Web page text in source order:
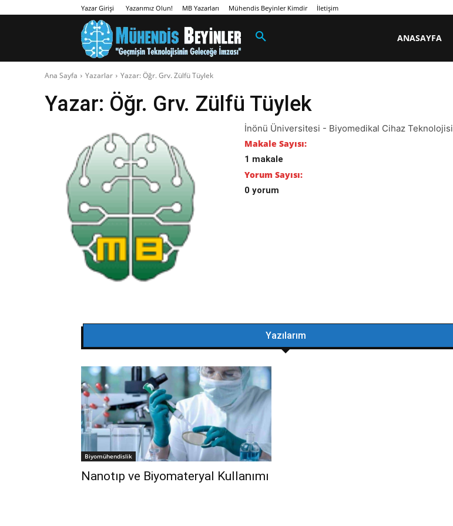
Yazar Girişi Yazarımız Olun! MB Yazarları Mühendis Beyinler Kimdir İletişim
ANASAYFA
Ana Sayfa Yazarlar Yazar: Öğr. Grv. Zülfü Tüylek
Yazar: Öğr. Grv. Zülfü Tüylek
İnönü Üniversitesi - Biyomedikal Cihaz Teknolojisi
Makale Sayısı:
1 makale
Yorum Sayısı:
0 yorum
Yazılarım
Biyomühendislik
Nanotıp ve Biyomateryal Kullanımı